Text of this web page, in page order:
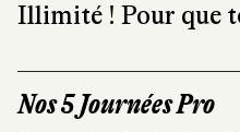
Illimité ! Pour que
Nos 5 Journées Pro